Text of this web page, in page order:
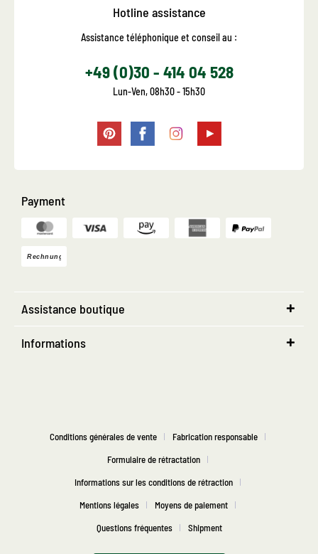
Hotline assistance
Assistance téléphonique et conseil au :
+49 (0)30 - 414 04 528
Lun-Ven, 08h30 - 15h30
Payment
Assistance boutique
Informations
Conditions générales de vente
Fabrication responsable
Formulaire de rétractation
Informations sur les conditions de rétraction
Mentions légales
Moyens de paiement
Questions fréquentes
Shipment